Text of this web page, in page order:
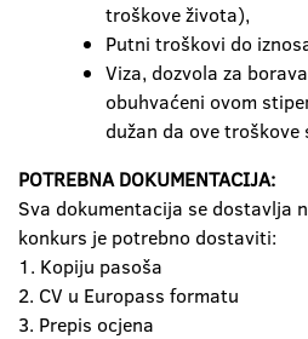
troškove života),
Putni troškovi do
Viza, dozvola za
obuhvaćeni ovom
dužan da ove troškove
POTREBNA DOKUMENTACIJA:
Sva dokumentacija se dostavlja
konkurs je potrebno dostaviti:
1. Kopiju pasoša
2. CV u Europass formatu
3. Prepis ocjena